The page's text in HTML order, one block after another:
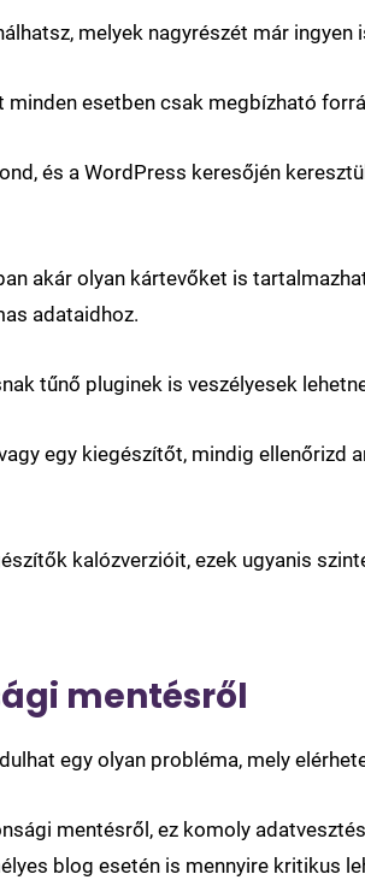
melyek nagyrészét már ingyen
esetben csak megbízható
és a WordPress keresőjén
akár olyan kártevőket is
adataidhoz.
tűnő pluginek is veszélyesek
egy kiegészítőt, mindig ellenőrizd
kalózverzióit, ezek ugyanis
mentésről
egy olyan probléma, mely
mentésről, ez komoly
blog esetén is mennyire kritikus